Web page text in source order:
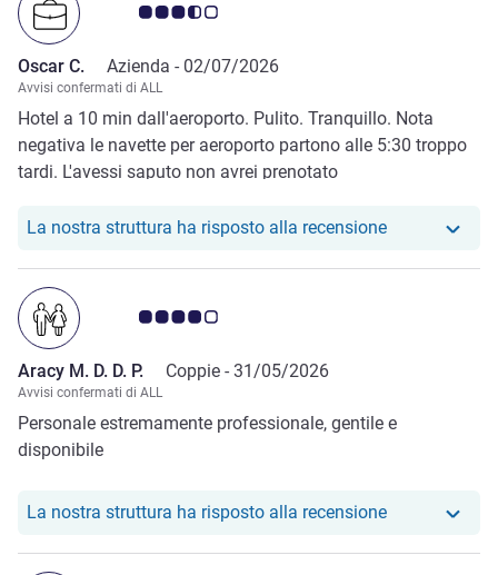
Giudizio clienti 3.5/5
Oscar C. Azienda - 02/07/2026
Avvisi confermati di ALL
Hotel a 10 min dall'aeroporto. Pulito. Tranquillo. Nota
negativa le navette per aeroporto partono alle 5:30 troppo
tardi. L'avessi saputo non avrei prenotato
La nostra struttura ha risposto alla recensioneIl nostro hotel
Giudizio clienti 4.0/5
Aracy M. D. D. P. Coppie - 31/05/2026
Avvisi confermati di ALL
Personale estremamente professionale, gentile e
disponibile
La nostra struttura ha risposto alla recensioneIl nostro hotel